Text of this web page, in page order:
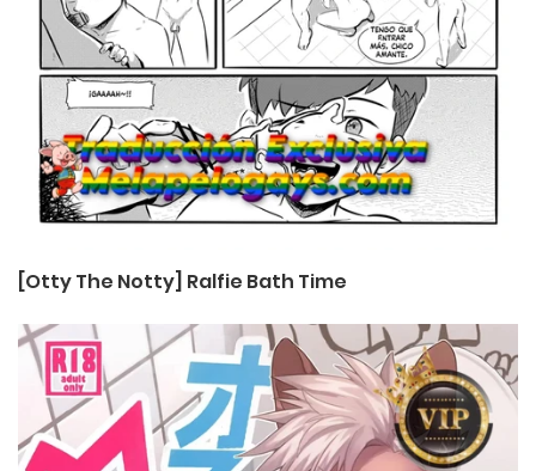
[Otty The Notty] Ralfie Bath Time